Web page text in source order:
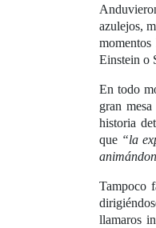
azulejos,
Einstein o
En todo
gran
historia
que “la
Tampoco
llamaros